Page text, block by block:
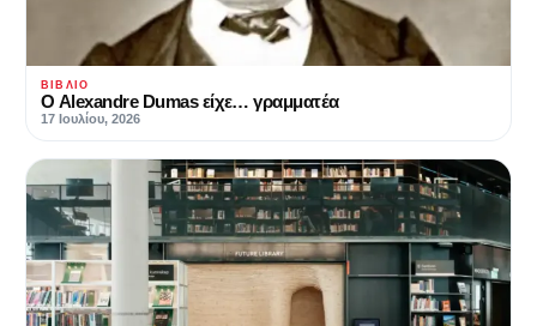
ΒΙΒΛΊΟ
Ο Alexandre Dumas είχε… γραμματέα
17 Ιουλίου, 2026